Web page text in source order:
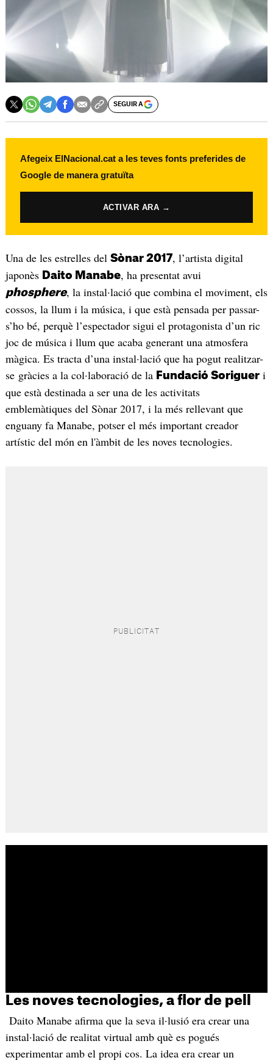
SEGUIR A
Afegeix ElNacional.cat a les teves fonts preferides de
Google de manera gratuïta
ACTIVAR ARA →
Una de les estrelles del Sònar 2017, l’artista digital
japonès Daito Manabe, ha presentat avui
phosphere, la instal·lació que combina el moviment, els
cossos, la llum i la música, i que està pensada per passar-
s’ho bé, perquè l’espectador sigui el protagonista d’un ric
joc de música i llum que acaba generant una atmosfera
màgica. Es tracta d’una instal·lació que ha pogut realitzar-
se gràcies a la col·laboració de la Fundació Sorigueri
que està destinada a ser una de les activitats
emblemàtiques del Sònar 2017, i la més rellevant que
enguany fa Manabe, potser el més important creador
artístic del món en l'àmbit de les noves tecnologies.
Les noves tecnologies, a flor de pell
Daito Manabe afirma que la seva il·lusió era crear una
instal·lació de realitat virtual amb què es pogués
experimentar amb el propi cos. La idea era crear un